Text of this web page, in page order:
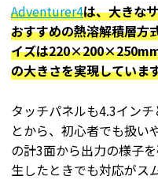
Adventurer4は、大きな
おすすめの熱溶解積層方
イズは
の大きさを実現していま
タッチパネルも4.3イン
とから、初心者でも扱い
の計3面から出力の様子
生したときでも対応がス